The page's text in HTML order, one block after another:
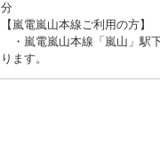
分
【嵐電嵐山本線ご利用の方】
・嵐電嵐山本線「嵐山」駅
ります。